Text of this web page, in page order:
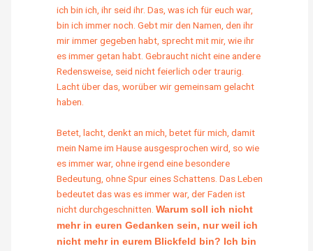
ich bin ich, ihr seid ihr. Das, was ich für euch war,
bin ich immer noch. Gebt mir den Namen, den ihr
mir immer gegeben habt, sprecht mit mir, wie ihr
es immer getan habt. Gebraucht nicht eine andere
Redensweise, seid nicht feierlich oder traurig.
Lacht über das, worüber wir gemeinsam gelacht
haben.
Betet, lacht, denkt an mich, betet für mich, damit
mein Name im Hause ausgesprochen wird, so wie
es immer war, ohne irgend eine besondere
Bedeutung, ohne Spur eines Schattens. Das Leben
bedeutet das was es immer war, der Faden ist
nicht durchgeschnitten. Warum soll ich nicht
mehr in euren Gedanken sein, nur weil ich
nicht mehr in eurem Blickfeld bin? Ich bin